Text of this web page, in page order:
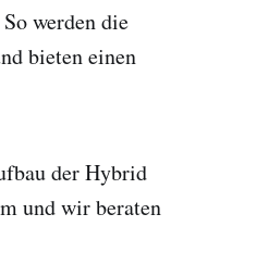
werden die
bieten einen
der Hybrid
und wir beraten